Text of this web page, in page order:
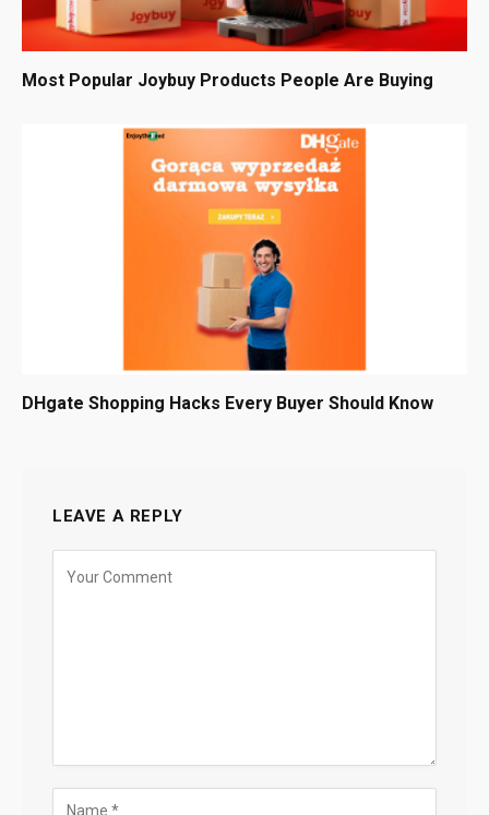
Most Popular Joybuy Products People Are Buying
DHgate Shopping Hacks Every Buyer Should Know
LEAVE A REPLY